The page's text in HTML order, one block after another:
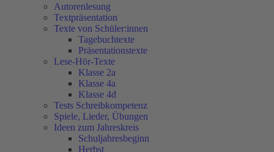
Autorenlesung
Textpräsentation
Texte von Schüler:innen
Tagebuchtexte
Präsentationstexte
Lese-Hör-Texte
Klasse 2a
Klasse 4a
Klasse 4d
Tests Schreibkompetenz
Spiele, Lieder, Übungen
Ideen zum Jahreskreis
Schuljahresbeginn
Herbst